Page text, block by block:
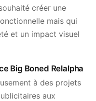
créer une
mais qui
et un impact visuel
Big Boned Relalpha
à des projets
aux